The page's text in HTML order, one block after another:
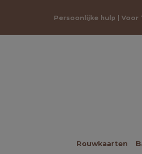
Persoonlijke hulp | Voor
Rouwkaarten